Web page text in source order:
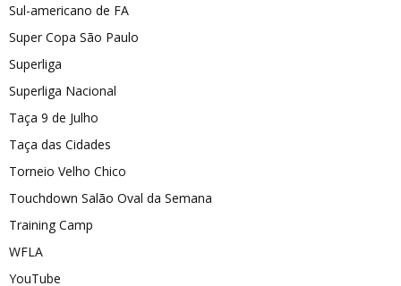
Sul-americano de FA
Super Copa São Paulo
Superliga
Superliga Nacional
Taça 9 de Julho
Taça das Cidades
Torneio Velho Chico
Touchdown Salão Oval da Semana
Training Camp
WFLA
YouTube